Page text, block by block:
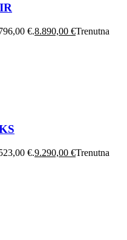
€.8.890,00 €Trenutna
€.9.290,00 €Trenutna